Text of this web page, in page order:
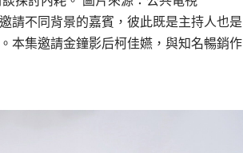
請不同背景的嘉賓，彼此既是主持人也是
本集邀請金鐘影后柯佳嬿，與知名暢銷作